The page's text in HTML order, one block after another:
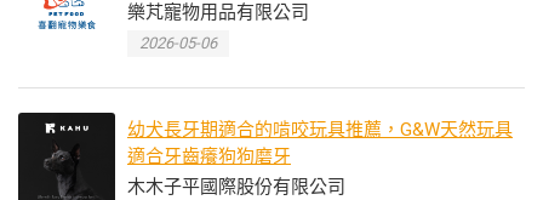
樂芃寵物用品有限公司
2026-05-06
幼犬長牙期適合的啃咬玩具推薦，G&W天然玩具
適合牙齒癢狗狗磨牙
木木子平國際股份有限公司